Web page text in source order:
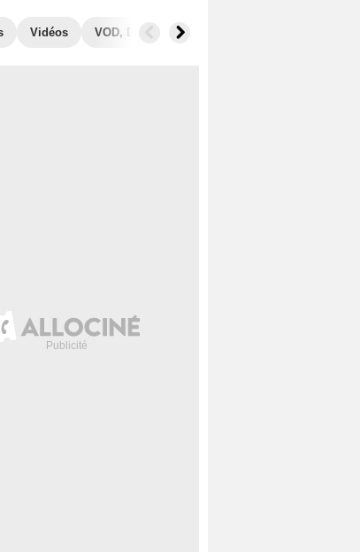
Vidéos VOD, DVD